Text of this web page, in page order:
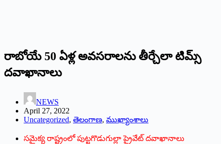
రాబోయే 50 ఏళ్ల అవసరాలను తీర్చేలా టిమ్స్
‌దవాఖానాలు
NEWS
April 27, 2022
Uncategorized, తెలంగాణ, ముఖ్యాంశాలు
సమైక్య రాష్ట్రంలో పుట్టగొడుగుల్లా ప్రైవేట్‌ ‌దవాఖానాలు